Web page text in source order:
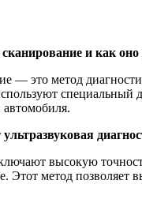
и как оно
— это метод
специальный
автомобиля.
высокую
Этот метод